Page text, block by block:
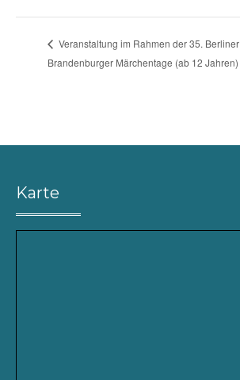
Veranstaltung im Rahmen der 35. Berliner
Brandenburger Märchentage (ab 12 Jahren)
Karte